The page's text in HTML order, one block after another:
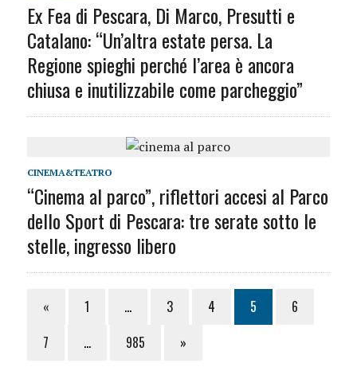
Ex Fea di Pescara, Di Marco, Presutti e
Catalano: “Un’altra estate persa. La
Regione spieghi perché l’area è ancora
chiusa e inutilizzabile come parcheggio”
CINEMA&TEATRO
“Cinema al parco”, riflettori accesi al Parco
dello Sport di Pescara: tre serate sotto le
stelle, ingresso libero
« 1 … 3 4 5
6
7
… 985 »